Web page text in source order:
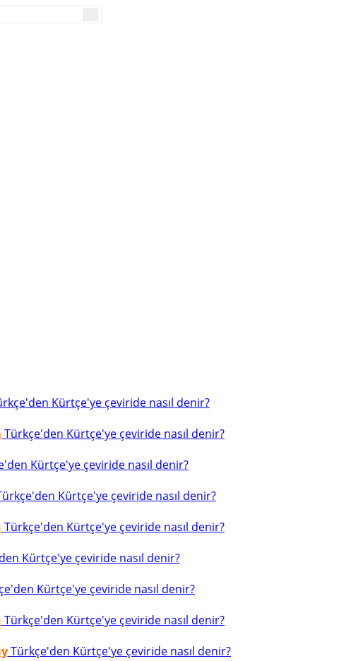
Kürtçe'ye çeviride nasıl denir?
Türkçe'den Kürtçe'ye çeviride nasıl denir?
Kürtçe'ye çeviride nasıl denir?
Kürtçe'ye çeviride nasıl denir?
Türkçe'den Kürtçe'ye çeviride nasıl denir?
Kürtçe'ye çeviride nasıl denir?
Kürtçe'ye çeviride nasıl denir?
Türkçe'den Kürtçe'ye çeviride nasıl denir?
Türkçe'den Kürtçe'ye çeviride nasıl denir?